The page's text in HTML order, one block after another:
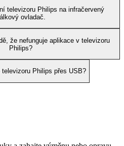
televizoru Philips na infračervený
ovladač.
že nefunguje aplikace v televizoru
Philips?
Philips přes USB?